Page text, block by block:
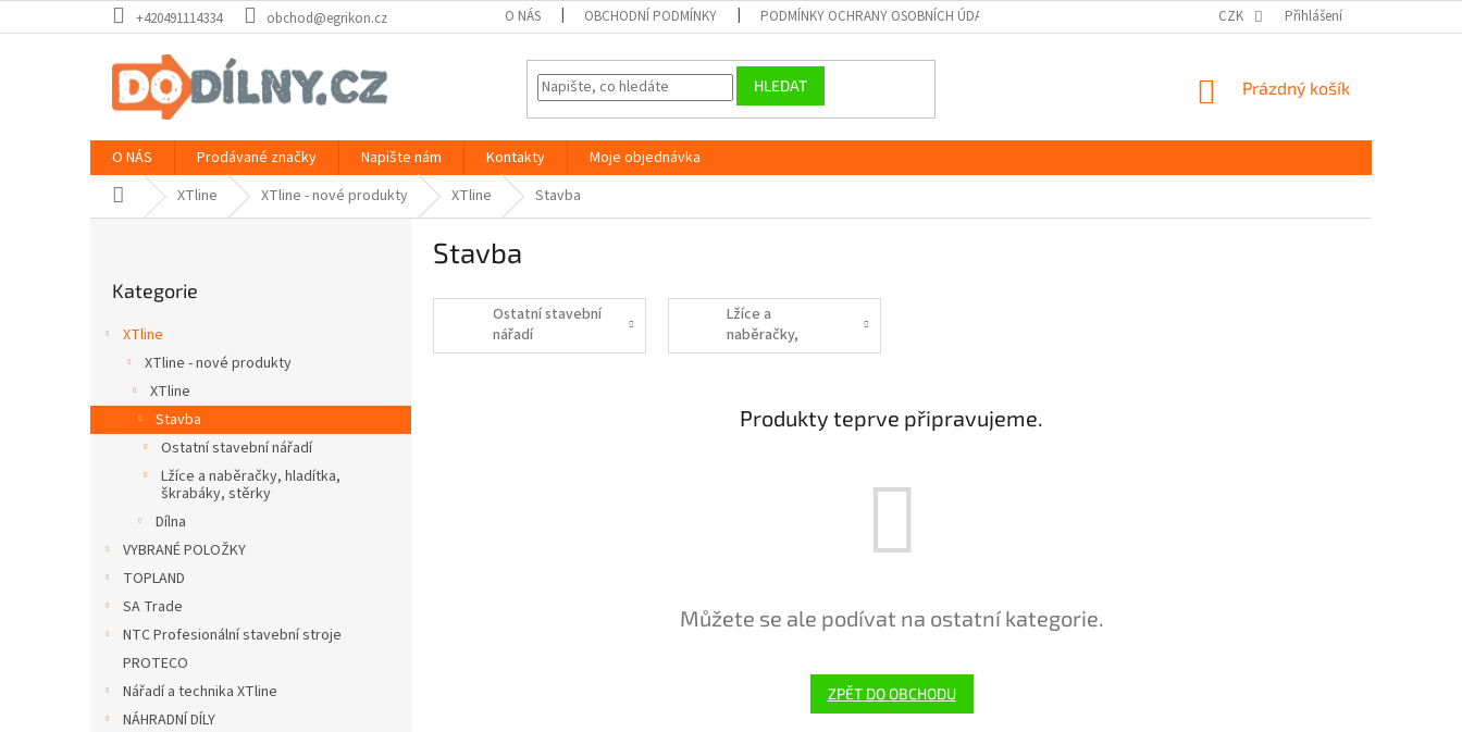
na
+420491114334 obchod@egrikon.cz O NÁS OBCHODNÍ PODMÍNKY PODMÍNKY OCHRANY OSOBNÍCH ÚDAJŮ GDPR CZK Přihlášení
HLEDAT
NÁKUPNÍ
Prázdný košík
O NÁS Prodávané značky Napište nám Kontakty
Moje objednávka
Domů XTline XTline - nové produkty XTline Stavba
kategorie
Kategorie
XTline
XTline - nové produkty
XTline
Stavba
Ostatní stavební nářadí
Lžíce a naběračky, hladítka,
škrabáky, stěrky
Dílna
VYBRANÉ POLOŽKY
TOPLAND
SA Trade
NTC Profesionální stavební stroje
PROTECO
Nářadí a technika XTline
NÁHRADNÍ DÍLY
Stavba
Ostatní stavební
nářadí
Lžíce a
naběračky,
hladítka,
Produkty teprve připravujeme.
Můžete se ale podívat na ostatní kategorie.
ZPĚT DO OBCHODU